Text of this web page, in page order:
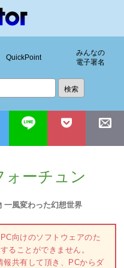
QuickPoint
みんなの
電子署名
ォーチュン
一風変わった幻想世界
向けのソフトウェアのた
ることができません。
共有して頂き、PCからダ